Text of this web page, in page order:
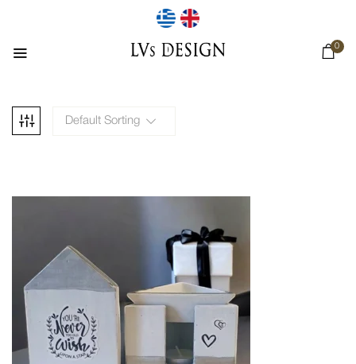
0
Default Sorting